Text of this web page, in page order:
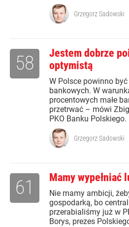
Grzegorz Sadowski
Jestem dobrze
optymistą
W Polsce powinno
bankowych. W
procentowych małe
przetrwać – mówi
PKO Banku Polskiego.
58
Grzegorz Sadowski
Mamy wypełniać
Nie mamy ambicji,
gospodarką, bo
przerabialiśmy już w
Borys, prezes
61